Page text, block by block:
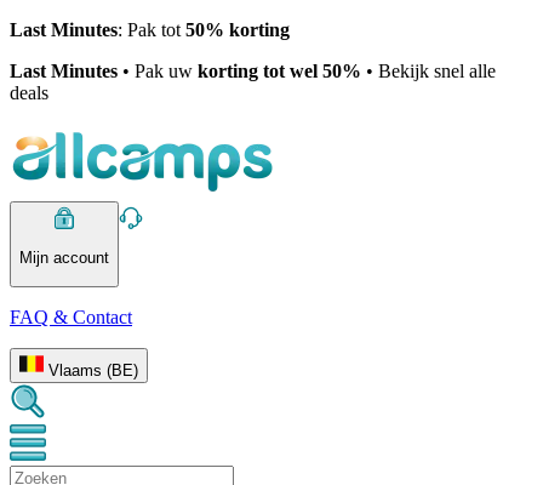
Last Minutes: Pak tot 50% korting
Last Minutes • Pak uw korting tot wel 50% • Bekijk snel alle
deals
Mijn account
FAQ & Contact
Vlaams (BE)